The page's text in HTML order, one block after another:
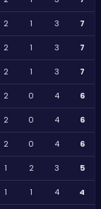
2 1 3 7
2 1 3 7
2 1 3 7
2 0 4 6
2 0 4 6
2 0 4 6
1 2 3 5
1 1 4 4